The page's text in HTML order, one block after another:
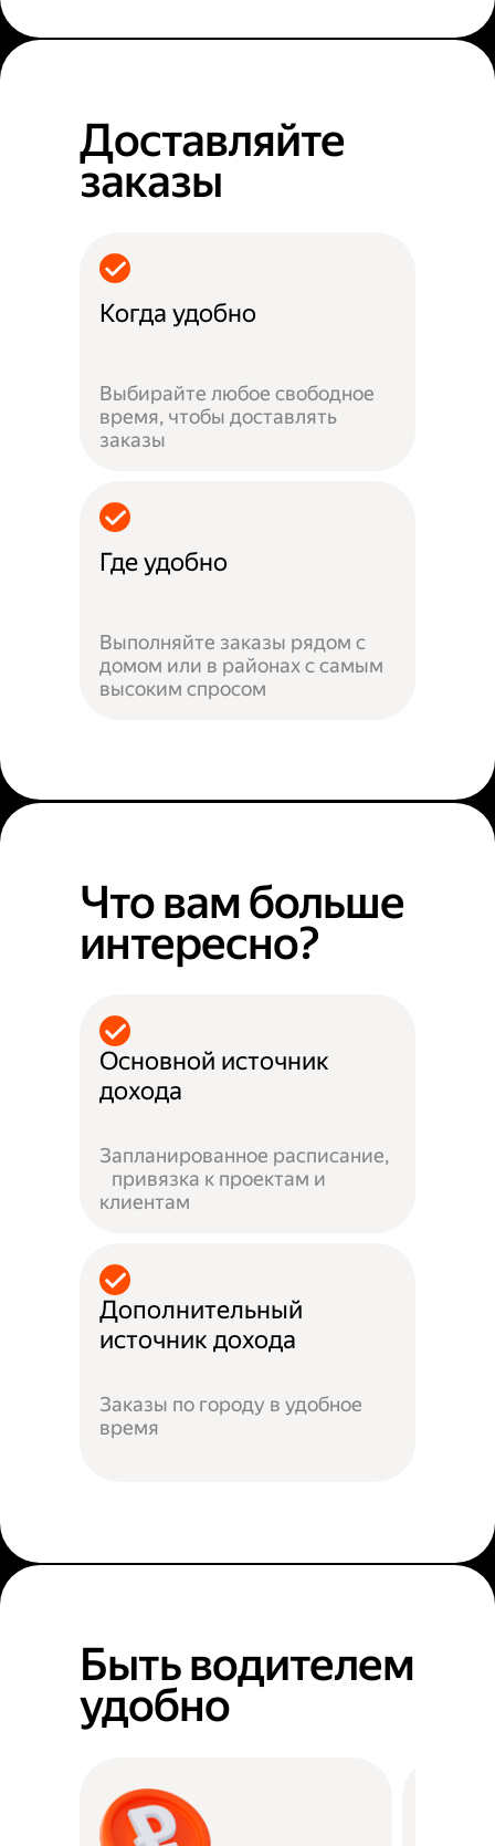
Доставляйте
заказы
Когда удобно
Выбирайте любое свободное
время, чтобы доставлять
заказы
Где удобно
Выполняйте заказы рядом с
домом или в районах с самым
высоким спросом
Что вам больше
интересно?
Основной источник
дохода
Запланированное расписание,
привязка к проектам и
клиентам
Дополнительный
источник дохода
Заказы по городу в удобное
время
Быть водителем
удобно